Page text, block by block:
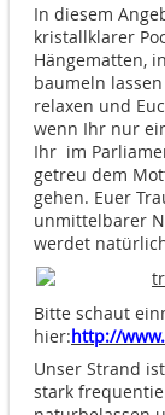
In diesem
kristallklarer
Hängematten,
baumeln
relaxen und
wenn Ihr nur
Ihr im
getreu dem
gehen. Euer
unmittelbarer
werdet
Bitte schaut
hier:http://
Unser Strand
stark